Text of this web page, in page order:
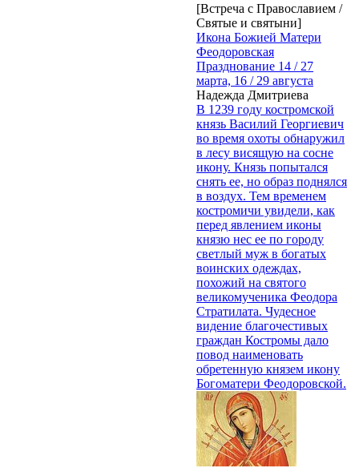
[Встреча с Православием /
Святые и святыни]
Икона Божией Матери
Феодоровская
Празднование 14 / 27
марта, 16 / 29 августа
Надежда Дмитриева
В 1239 году костромской
князь Василий Георгиевич
во время охоты обнаружил
в лесу висящую на сосне
икону. Князь попытался
снять ее, но образ поднялся
в воздух. Тем временем
костромичи увидели, как
перед явлением иконы
князю нес ее по городу
светлый муж в богатых
воинских одеждах,
похожий на святого
великомученика Феодора
Стратилата. Чудесное
видение благочестивых
граждан Костромы дало
повод наименовать
обретенную князем икону
Богоматери Феодоровской.